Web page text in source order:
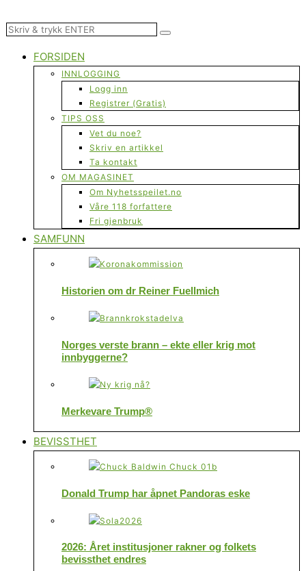
FORSIDEN
INNLOGGING
Logg inn
Registrer (Gratis)
TIPS OSS
Vet du noe?
Skriv en artikkel
Ta kontakt
OM MAGASINET
Om Nyhetsspeilet.no
Våre 118 forfattere
Fri gjenbruk
SAMFUNN
Historien om dr Reiner Fuellmich
Norges verste brann – ekte eller krig mot
innbyggerne?
Merkevare Trump®
BEVISSTHET
Donald Trump har åpnet Pandoras eske
2026: Året institusjoner rakner og folkets
bevissthet endres